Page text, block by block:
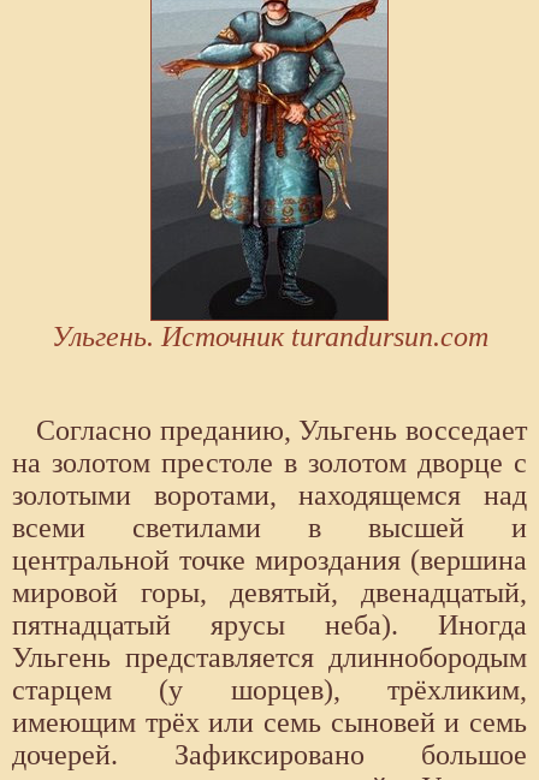
Ульгень. Источник turandursun.com
Согласно преданию, Ульгень восседает
на золотом престоле в золотом дворце с
золотыми воротами, находящемся над
всеми светилами в высшей и
центральной точке мироздания (вершина
мировой горы, девятый, двенадцатый,
пятнадцатый ярусы неба). Иногда
Ульгень представляется длиннобородым
старцем (у шорцев), трёхликим,
имеющим трёх или семь сыновей и семь
дочерей. Зафиксировано большое